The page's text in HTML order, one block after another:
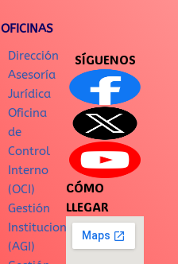
OFICINAS
Dirección
Asesoría
Jurídica
Oficina
de
Control
Interno
(OCI)
Gestión
Institucional
(AGI)
SÍGUENOS
CÓMO
LLEGAR